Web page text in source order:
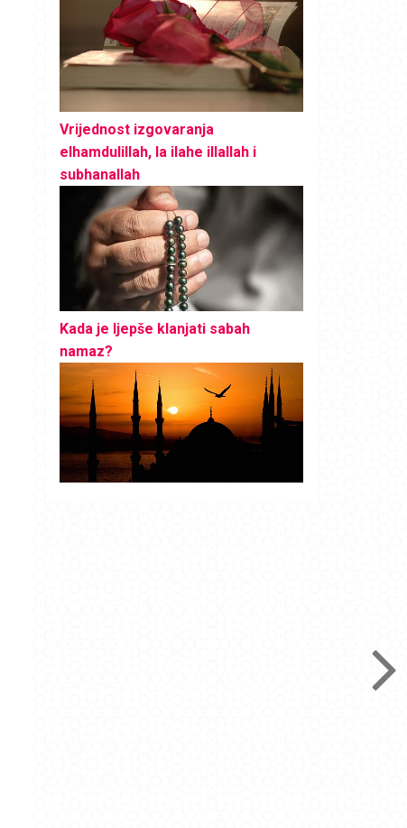
Vrijednost izgovaranja
elhamdulillah, la ilahe illallah i
subhanallah
Kada je ljepše klanjati sabah
namaz?